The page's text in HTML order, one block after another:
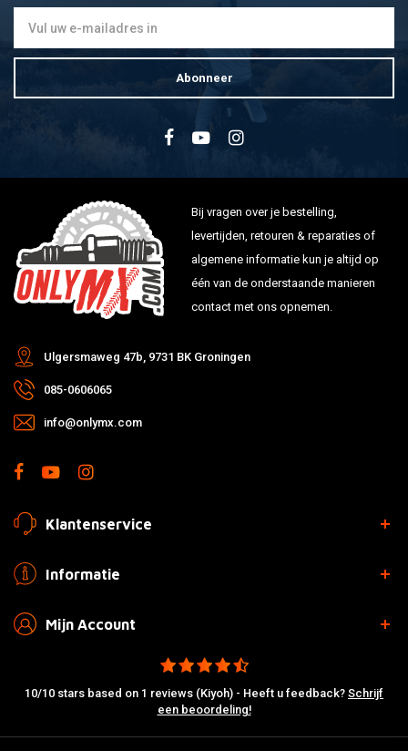
Abonneer
Bij vragen over je bestelling,
levertijden, retouren & reparaties of
algemene informatie kun je altijd op
één van de onderstaande manieren
contact met ons opnemen.
Ulgersmaweg 47b, 9731 BK Groningen
085-0606065
info@onlymx.com
Klantenservice
Informatie
Mijn Account
10/10 stars based on 1 reviews (Kiyoh) - Heeft u feedback? Schrijf
een beoordeling!